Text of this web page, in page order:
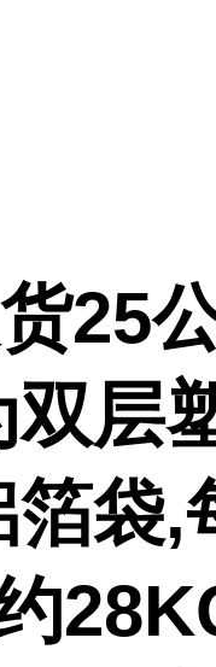
25
层
袋,